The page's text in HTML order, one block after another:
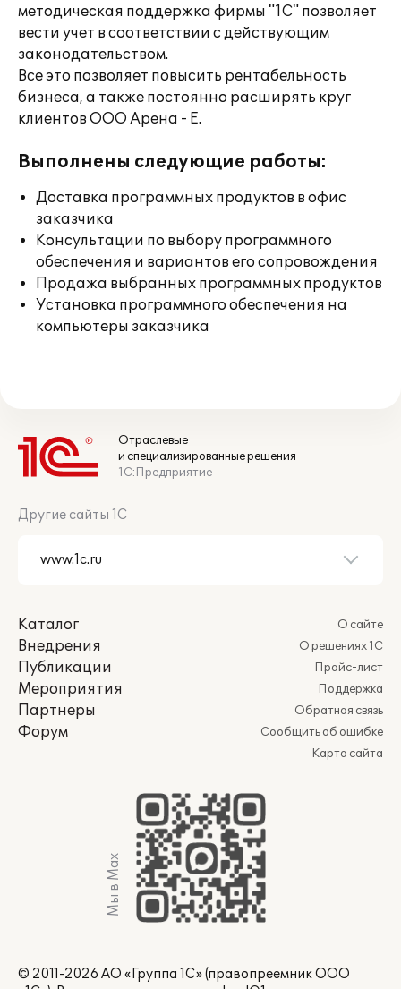
методическая поддержка фирмы "1С" позволяет
вести учет в соответствии с действующим
законодательством.
Все это позволяет повысить рентабельность
бизнеса, а также постоянно расширять круг
клиентов ООО Арена - Е.
Выполнены следующие работы:
Доставка программных продуктов в офис
заказчика
Консультации по выбору программного
обеспечения и вариантов его сопровождения
Продажа выбранных программных продуктов
Установка программного обеспечения на
компьютеры заказчика
Отраслевые
и специализированные решения
1С:Предприятие
Другие сайты 1С
Каталог
Внедрения
Публикации
Мероприятия
Партнеры
Форум
О сайте
О решениях 1С
Прайс-лист
Поддержка
Обратная связь
Сообщить об ошибке
Карта сайта
Мы в Max
© 2011-2026 АО «Группа 1С» (правопреемник ООО